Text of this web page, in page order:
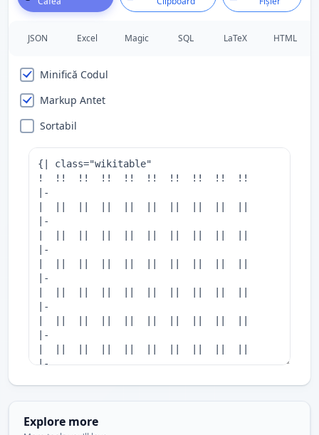
JSON Excel Magic SQL LaTeX HTML
Minifică Codul
Markup Antet
Sortabil
Explore more